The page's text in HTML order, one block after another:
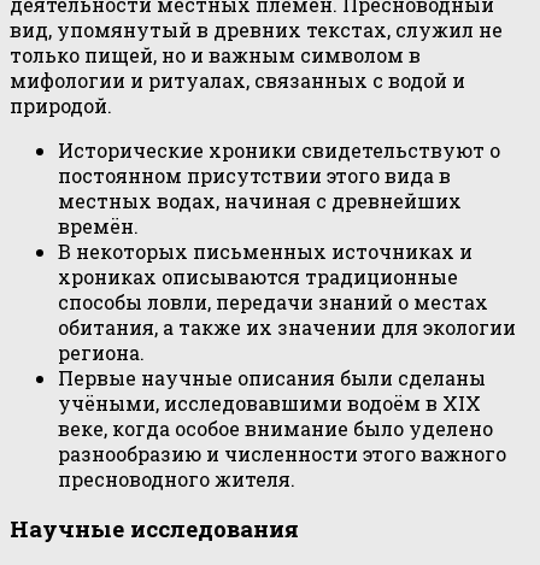
вид, упомянутый в древних текстах, служил не
только пищей, но и важным символом в
мифологии и ритуалах, связанных с водой и
природой.
Исторические хроники свидетельствуют о
постоянном присутствии этого вида в
местных водах, начиная с древнейших
времён.
В некоторых письменных источниках и
хрониках описываются традиционные
способы ловли, передачи знаний о местах
обитания, а также их значении для экологии
региона.
Первые научные описания были сделаны
учёными, исследовавшими водоём в XIX
веке, когда особое внимание было уделено
разнообразию и численности этого важного
пресноводного жителя.
Научные исследования